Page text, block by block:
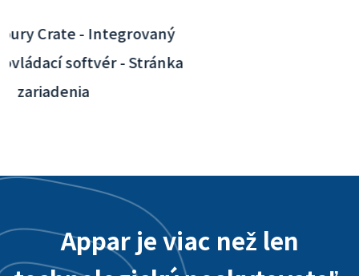
Interaktívna aplikácia pre medzinárodné
letisko Taoyuan - Integrácia backendového
Appar je viac než len